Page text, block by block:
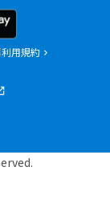
利用規約